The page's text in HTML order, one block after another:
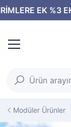
Modüler Ürünler